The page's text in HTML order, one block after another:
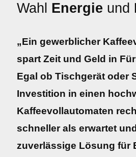
Wahl Energie und
„Ein gewerblicher
spart Zeit und Geld in
Egal ob Tischgerät oder
Investition in einen
Kaffeevollautomaten
schneller als erwartet
zuverlässige Lösung für